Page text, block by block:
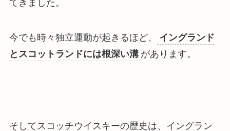
てきました。
今でも時々独立運動が起きるほど、
イングランド
とスコットランドには根深い溝 があります。
そしてスコッチウイスキーの歴史は、イングラン